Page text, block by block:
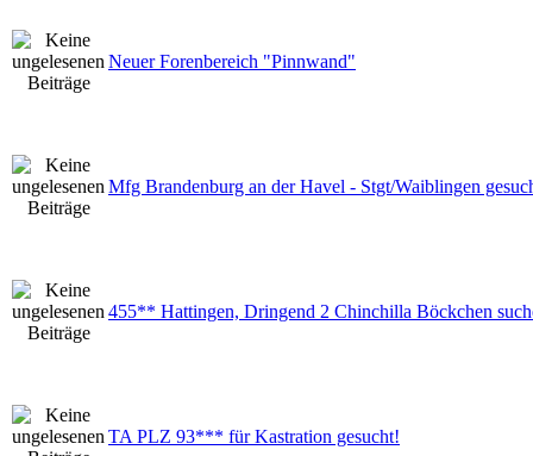
Neuer Forenbereich "Pinnwand"
Mfg Brandenburg an der Havel - Stgt/Waiblingen
455** Hattingen, Dringend 2 Chinchilla Böckchen
TA PLZ 93*** für Kastration gesucht!